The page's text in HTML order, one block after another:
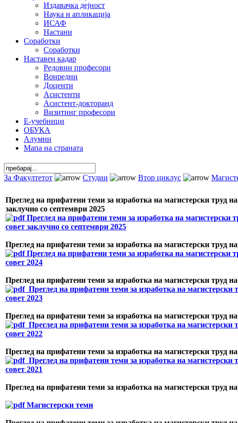
Издавачка дејност
Наука и апликација
ИСАФ
Настани
Соработки
Соработки
Наставен кадар
Редовни професори
Вонредни
Доценти
Асистенти
Асистент-докторанд
Визитинг професори
Е-учебници
ОБУКА
Алумни
Мапа на страната
За Факултетот Студии Втор циклус
Преглед на прифатени теми за изработка на магистерски труд
заклучно со септември 2025
Преглед на прифатени теми за изработка на магистерски
совет заклучно со септември 2025
Преглед на прифатени теми за изработка на магистерски труд
Преглед на прифатени теми за изработка на магистерски
совет 2024
Преглед на прифатени теми за изработка на магистерски труд
Преглед на прифатени теми за изработка на магистерски
совет 2023
Преглед на прифатени теми за изработка на магистерски труд
Преглед на прифатени теми за изработка на магистерски
совет 2022
Преглед на прифатени теми за изработка на магистерски труд
Преглед на прифатени теми за изработка на магистерски
совет 2021
Преглед на прифатени теми за изработка на магистерски труд
Магистерски теми